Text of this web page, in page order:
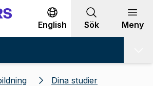
till innehållet
English Sök Meny
Dina studier